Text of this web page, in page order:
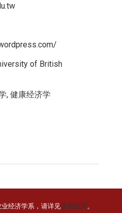
of British
, 健康经济学
经济学系，请详见使用规则 。